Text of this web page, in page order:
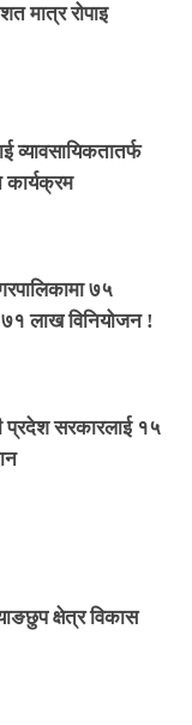
मात्र रोपाइ
व्यावसायिकतातर्फ
कार्यक्रम
७५
लाख विनियोजन !
प्रदेश सरकारलाई १५
क्षेत्र विकास